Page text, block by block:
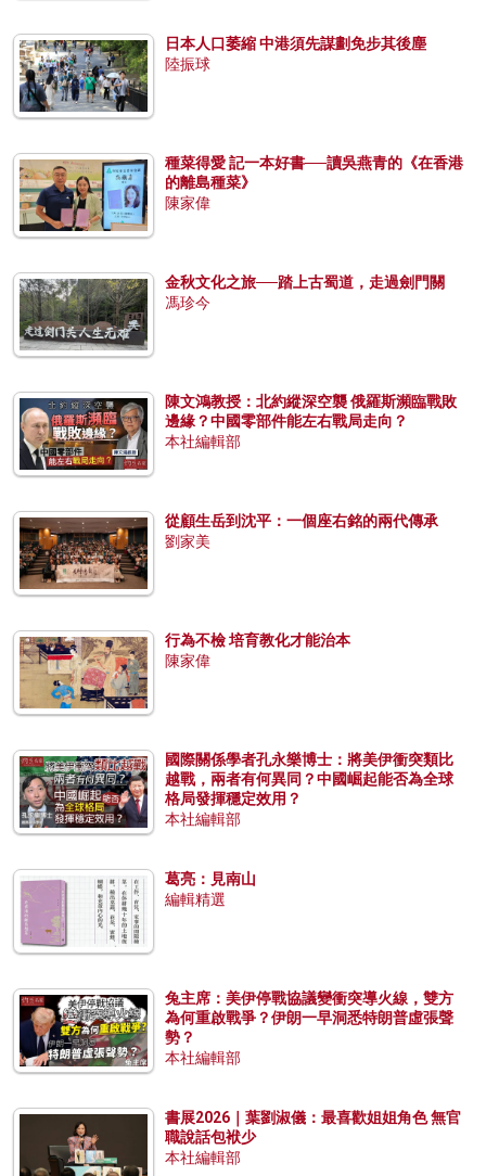
日本人口萎縮 中港須先謀劃免步其後塵
陸振球
種菜得愛 記一本好書──讀吳燕青的《在香港
的離島種菜》
陳家偉
金秋文化之旅──踏上古蜀道，走過劍門關
馮珍今
陳文鴻教授：北約縱深空襲 俄羅斯瀕臨戰敗
邊緣？中國零部件能左右戰局走向？
本社編輯部
從顧生岳到沈平：一個座右銘的兩代傳承
劉家美
行為不檢 培育教化才能治本
陳家偉
國際關係學者孔永樂博士：將美伊衝突類比
越戰，兩者有何異同？中國崛起能否為全球
格局發揮穩定效用？
本社編輯部
葛亮：見南山
編輯精選
兔主席：美伊停戰協議變衝突導火線，雙方
為何重啟戰爭？伊朗一早洞悉特朗普虛張聲
勢？
本社編輯部
書展2026｜葉劉淑儀：最喜歡姐姐角色 無官
職說話包袱少
本社編輯部